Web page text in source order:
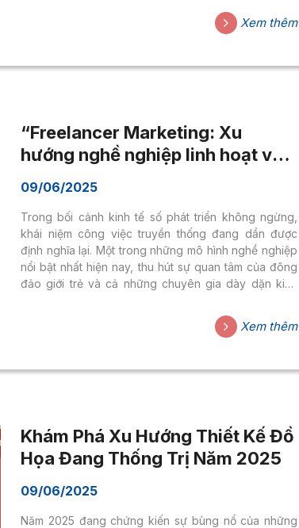
Xem thêm
“Freelancer Marketing: Xu
hướng nghề nghiệp linh hoạt và
09/06/2025
Trong bối cảnh kinh tế số phát triển không ngừng,
khái niệm công việc truyền thống đang dần được
định nghĩa lại. Một trong những mô hình nghề nghiệp
nổi bật nhất hiện nay, thu hút sự quan tâm của đông
đảo giới trẻ và cả những chuyên gia dày dặn kinh
chỉ là một công việc mà còn là một lối sống, mang
đến sự linh hoạt, tự chủ và tiềm năng thu nhập hấp
trở thành một xu hướng "hot" như vậy trong thời đại
Xem thêm
Khám Phá Xu Hướng Thiết Kế Đồ
Họa Đang Thống Trị Năm 2025
09/06/2025
Năm 2025 đang chứng kiến sự bùng nổ của những